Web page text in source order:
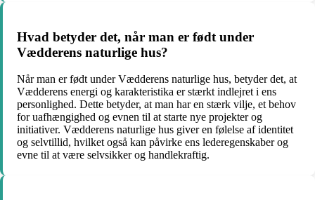
Hvad betyder det, når man er født under
Vædderens naturlige hus?
Når man er født under Vædderens naturlige hus, betyder det, at
Vædderens energi og karakteristika er stærkt indlejret i ens
personlighed. Dette betyder, at man har en stærk vilje, et behov
for uafhængighed og evnen til at starte nye projekter og
initiativer. Vædderens naturlige hus giver en følelse af identitet
og selvtillid, hvilket også kan påvirke ens lederegenskaber og
evne til at være selvsikker og handlekraftig.